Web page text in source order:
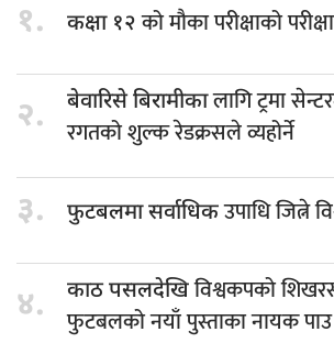
१. कक्षा १२को मौका परीक्षाको
२. बेवारिसे बिरामीकालागि ट्रमा
रगतको शुल्क रेडक्रसले व्यहोर्ने
३. फुटबलमा सर्वाधिकउपाधि जित्ने
४. काठ पसलदेखिविश्वकपको
फुटबलको नयाँ पुस्ताका नायक पाउ